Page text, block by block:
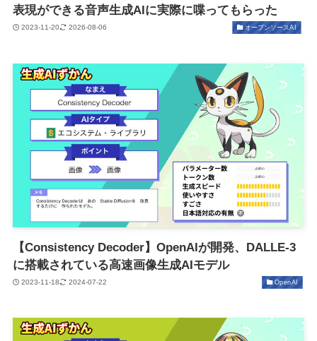
表現ができる音声生成AIに実際に喋ってもらった
2023-11-20 2026-08-06 オープンソースAI
【Consistency Decoder】OpenAIが開発、DALLE-3
に搭載されている高速画像生成AIモデル
2023-11-18 2024-07-22 OpenAI